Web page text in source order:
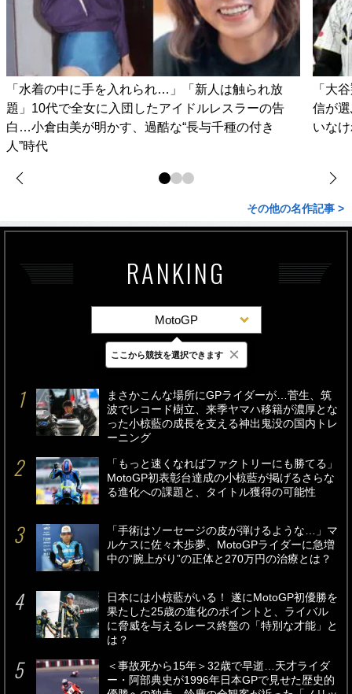
「水着の中に手を入れられ…」「新人は触られ放
題」10代で全女に入団したアイドルレスラーの告
白…小倉由美が明かす、過酷な“長与千種の付き
人”時代
「大
信が
いな
その他の名作記事 >
RANKING
MotoGP
最新 24時間 週間
まさかこんな場所にGPライダーが…菅生、筑
波でレコード樹立、来季ヤマハ移籍が濃厚とな
った小椋藍の成長を支える神出鬼没の国内トレ
ーニング
「もっと速くなればファクトリーにも勝てる」
MotoGP初表彰台達成の小椋藍が掲げるさらな
る進化への課題と、タイトル獲得の可能性
「手術はソーセージの皮が弾けるような…」マ
ルケスに佐々木歩夢、MotoGPライダーに急増
中の“腕上がり”の正体と270万円の治療とは？
日本には小椋藍がいる！ 遂にMotoGP初優勝を
果たした25歳の進化のポイントと、ライバル
に脅威を与えるレース終盤の「特別な才能」と
は？
＜事故死から15年＞32歳で早逝…天才ライダ
ー・阿部典史が1996年日本GPで見せた歴史的
ここから競技を選択できます ×